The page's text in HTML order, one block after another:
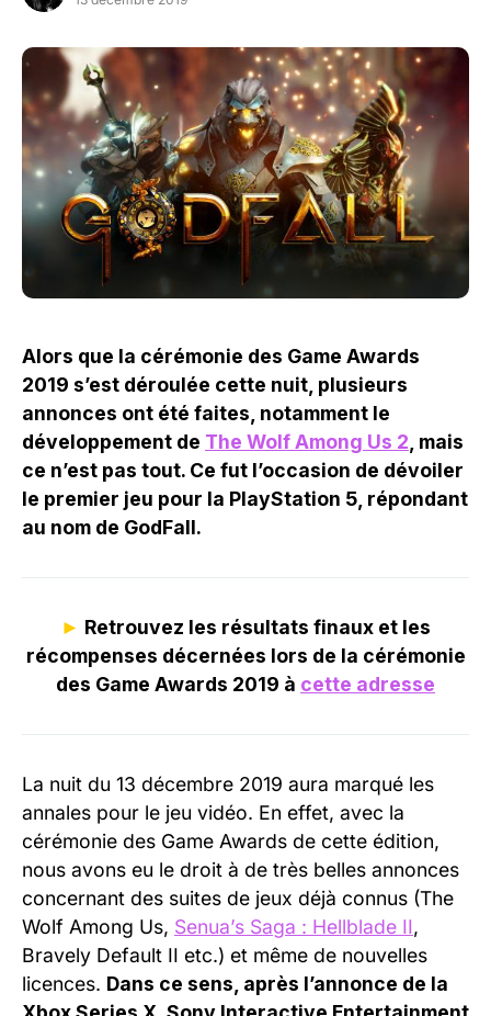
Alors que la cérémonie des Game Awards
2019 s’est déroulée cette nuit, plusieurs
annonces ont été faites, notamment le
développement de The Wolf Among Us 2, mais
ce n’est pas tout. Ce fut l’occasion de dévoiler
le premier jeu pour la PlayStation 5, répondant
au nom de GodFall.
► Retrouvez les résultats finaux et les
récompenses décernées lors de la cérémonie
des Game Awards 2019 à cette adresse
La nuit du 13 décembre 2019 aura marqué les
annales pour le jeu vidéo. En effet, avec la
cérémonie des Game Awards de cette édition,
nous avons eu le droit à de très belles annonces
concernant des suites de jeux déjà connus (The
Wolf Among Us, Senua’s Saga : Hellblade II,
Bravely Default II etc.) et même de nouvelles
licences. Dans ce sens, après l’annonce de la